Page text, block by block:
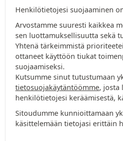
Henkilötietojesi suojaaminen
Arvostamme suuresti kaikkea
sen luottamuksellisuutta sekä
Yhtenä tärkeimmistä
ottaneet käyttöön tiukat
suojaamiseksi.
Kutsumme sinut tutustumaan
tietosuojakäytäntöömme, josta
henkilötietojesi keräämisestä,
Sitoudumme kunnioittamaan
käsittelemään tietojasi erittäin